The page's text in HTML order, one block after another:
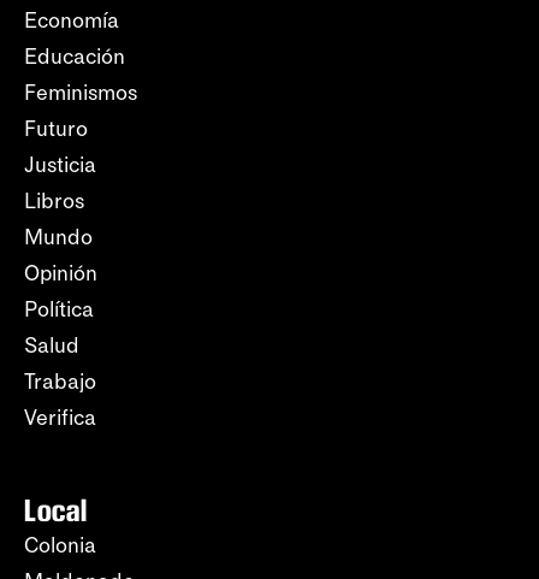
Economía
Educación
Feminismos
Futuro
Justicia
Libros
Mundo
Opinión
Política
Salud
Trabajo
Verifica
Local
Colonia